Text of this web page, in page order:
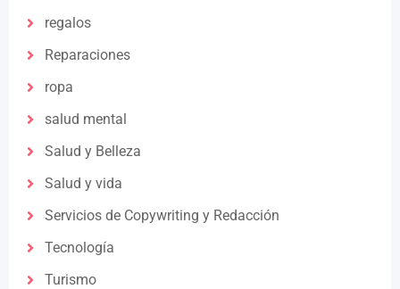
regalos
Reparaciones
ropa
salud mental
Salud y Belleza
Salud y vida
Servicios de Copywriting y Redacción
Tecnología
Turismo